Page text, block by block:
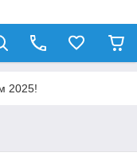
2025!